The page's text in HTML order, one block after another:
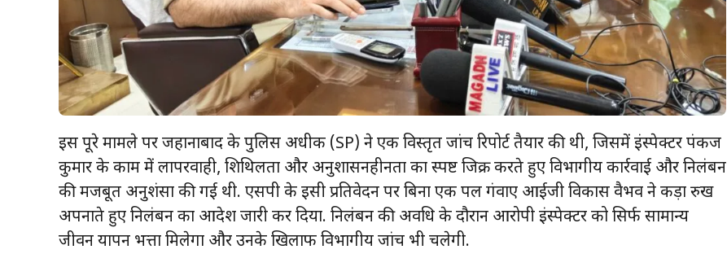
इस पूरे मामले पर जहानाबाद के पुलिस अधीक्षक (SP) ने एक विस्तृत जांच रिपोर्ट तैयार की थी, जिसमें इंस्पेक्टर पंकज
कुमार के काम में लापरवाही, शिथिलता और अनुशासनहीनता का स्पष्ट जिक्र करते हुए विभागीय कार्रवाई और निलंबन
की मजबूत अनुशंसा की गई थी. एसपी के इसी प्रतिवेदन पर बिना एक पल गंवाए आईजी विकास वैभव ने कड़ा रुख
अपनाते हुए निलंबन का आदेश जारी कर दिया. निलंबन की अवधि के दौरान आरोपी इंस्पेक्टर को सिर्फ सामान्य
जीवन यापन भत्ता मिलेगा और उनके खिलाफ विभागीय जांच भी चलेगी.